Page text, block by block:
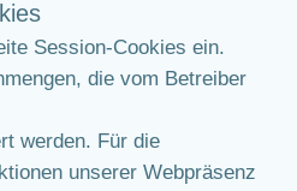
Session-Cookies ein.
die vom Betreiber
werden. Für die
unserer Webpräsenz